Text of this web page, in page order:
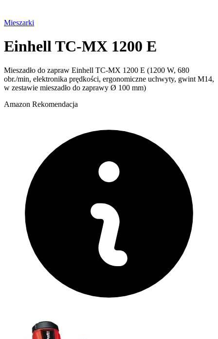
Mieszarki
Einhell TC-MX 1200 E
Mieszadło do zapraw Einhell TC-MX 1200 E (1200 W, 680
obr./min, elektronika prędkości, ergonomiczne uchwyty, gwint M14,
w zestawie mieszadło do zaprawy Ø 100 mm)
Amazon Rekomendacja